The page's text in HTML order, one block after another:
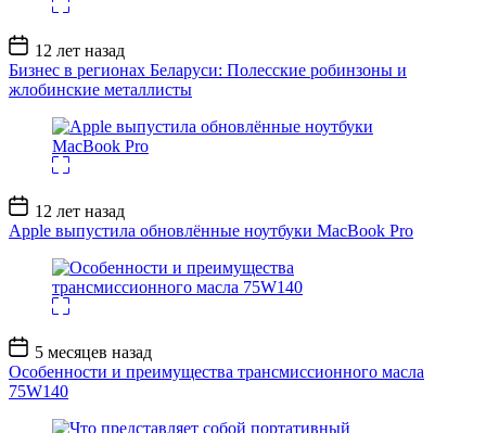
Дата
записи
12 лет назад
Бизнес в регионах Беларуси: Полесские робинзоны и
жлобинские металлисты
Дата
записи
12 лет назад
Apple выпустила обновлённые ноутбуки MacBook Pro
Дата
записи
5 месяцев назад
Особенности и преимущества трансмиссионного масла
75W140